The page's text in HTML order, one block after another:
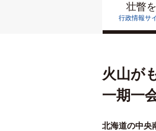
壮瞥
行政情報サ
火山が
一期一
北海道の中央